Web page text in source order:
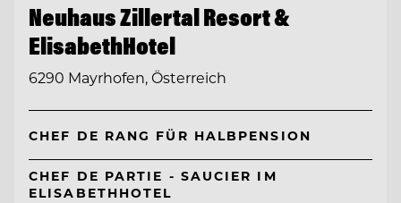
Neuhaus Zillertal Resort &
ElisabethHotel
6290 Mayrhofen, Österreich
CHEF DE RANG FÜR HALBPENSION
CHEF DE PARTIE - SAUCIER IM
ELISABETHHOTEL